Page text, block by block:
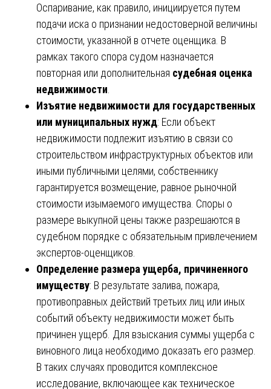
Оспаривание, как правило, инициируется путем
подачи иска о признании недостоверной величины
стоимости, указанной в отчете оценщика. В
рамках такого спора судом назначается
повторная или дополнительная судебная оценка
недвижимости
Изъятие недвижимости для государственных
или муниципальных нужд: Если объект
недвижимости подлежит изъятию в связи со
строительством инфраструктурных объектов или
иными публичными целями, собственнику
гарантируется возмещение, равное рыночной
стоимости изымаемого имущества. Споры о
размере выкупной цены также разрешаются в
судебном порядке с обязательным привлечением
экспертов-оценщиков.
Определение размера ущерба, причиненного
имуществу: В результате залива, пожара,
противоправных действий третьих лиц или иных
событий объекту недвижимости может быть
причинен ущерб. Для взыскания суммы ущерба с
виновного лица необходимо доказать его размер.
В таких случаях проводится комплексное
исследование, включающее как техническое